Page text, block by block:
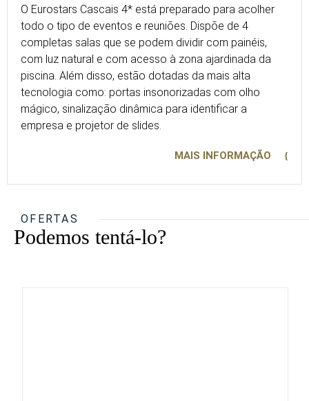
O Eurostars Cascais 4* está preparado para acolher
todo o tipo de eventos e reuniões. Dispõe de 4
completas salas que se podem dividir com painéis,
com luz natural e com acesso à zona ajardinada da
piscina. Além disso, estão dotadas da mais alta
tecnologia como: portas insonorizadas com olho
mágico, sinalização dinâmica para identificar a
empresa e projetor de slides.
MAIS INFORMAÇÃO
OFERTAS
Podemos tentá-lo?